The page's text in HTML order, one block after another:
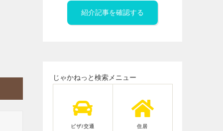
紹介記事を確認する
じゃかねっと検索メニュー
ビザ/交通 住居